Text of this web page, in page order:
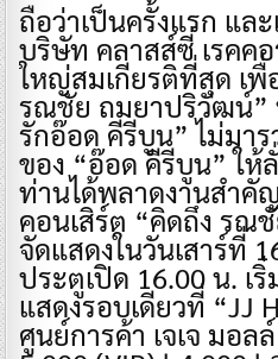
ถือว่าเป็นครั้งแรก แล
บริษัท คลาสส์ซี่ เรคค
ใหญ่สมเกียรติที่สุด เ
รณชัย ถมยาปริวัฒน์”
รักอ๊อด คีรีบูน” ไม่มา
ของ “อ๊อด คีรีบูน” ให้
ท่านได้พลาดงานสำคั
คอนเสิร์ต “คิดถึง รณ
จัดแสดงในวันเสาร์ที่
ประตูเปิด 16.00 น. เ
แสดงรอบเดียวที่ “JJ
ศูนย์การค้า เจเจ มอล